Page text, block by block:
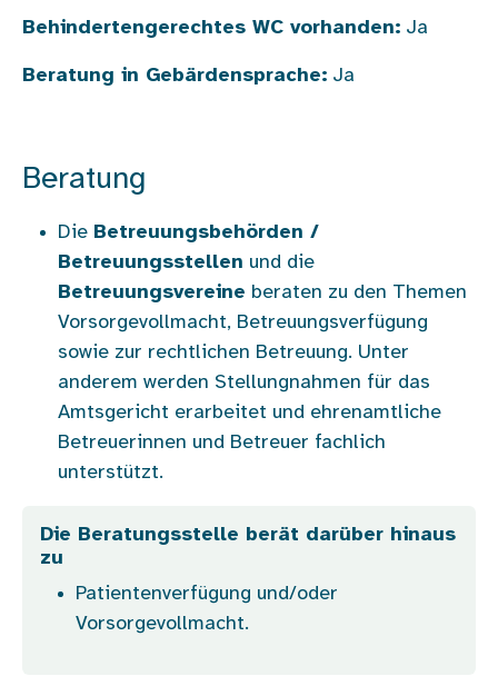
Behindertengerechtes WC vorhanden: Ja
Beratung in Gebärdensprache: Ja
Beratung
Die Betreuungsbehörden /
Betreuungsstellen und die
Betreuungsvereine beraten zu den Themen
Vorsorgevollmacht, Betreuungsverfügung
sowie zur rechtlichen Betreuung. Unter
anderem werden Stellungnahmen für das
Amtsgericht erarbeitet und ehrenamtliche
Betreuerinnen und Betreuer fachlich
unterstützt.
Die Beratungsstelle berät darüber hinaus
zu
Patientenverfügung und/oder
Vorsorgevollmacht.